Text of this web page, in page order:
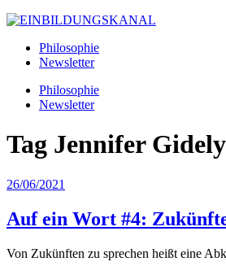
Philosophie
Newsletter
Philosophie
Newsletter
Tag Jennifer Gidely
26/06/2021
Auf ein Wort #4:
Von Zukünften zu sprechen heißt eine